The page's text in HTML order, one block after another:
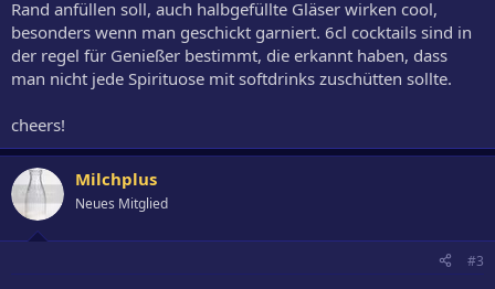
Rand anfüllen soll, auch halbgefüllte Gläser wirken cool,
besonders wenn man geschickt garniert. 6cl cocktails sind in
der regel für Genießer bestimmt, die erkannt haben, dass
man nicht jede Spirituose mit softdrinks zuschütten sollte.
cheers!
Milchplus
Neues Mitglied
#3